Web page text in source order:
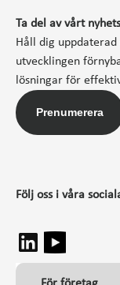
Ta del av vårt
Håll dig
utvecklingen
lösningar för
Prenumerera
Följ oss i våra